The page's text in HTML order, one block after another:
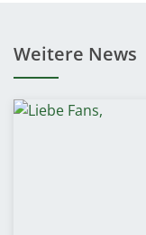
Weitere News